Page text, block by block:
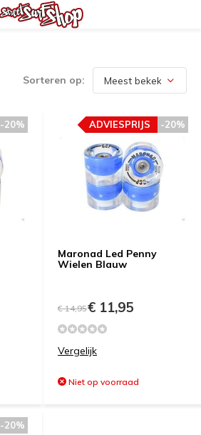
Sorteren op:
-20%
Maronad Led Penny
Wielen Blauw
-20%
ADVIESPRIJS
€ 14,95€ 11,95
Vergelijk
Niet op voorraad
-20%